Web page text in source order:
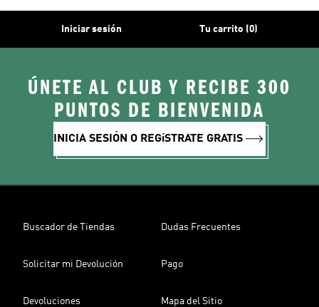
Iniciar sesión Tu carrito (0)
ÚNETE AL CLUB Y RECIBE 300
PUNTOS DE BIENVENIDA
INICIA SESIÓN O REGíSTRATE GRATIS
Buscador de Tiendas Dudas Frecuentes
Solicitar mi Devolución Pago
Devoluciones Mapa del Sitio